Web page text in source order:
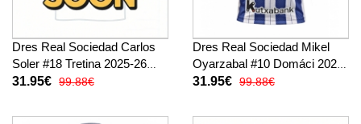
Dres Real Sociedad Carlos
Soler #18 Tretina 2025-26
Krátky Rukáv
31.95€ 99.88€
Dres Real Sociedad Mikel
Oyarzabal #10 Domáci 2025-
26 Krátky Rukáv
31.95€ 99.88€